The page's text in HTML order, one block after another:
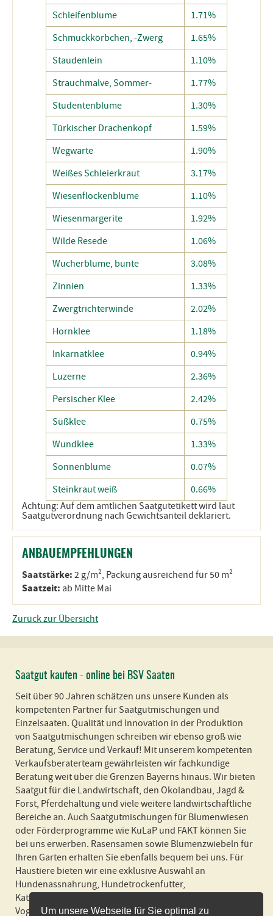
Um unsere Webseite für Sie optimal zu
Schleifenblume
1.71%
Schmuckkörbchen, -Zwerg
1.65%
Staudenlein
1.10%
Strauchmalve, Sommer-
1.77%
Studentenblume
1.30%
Türkischer Drachenkopf
1.59%
Wegwarte
1.90%
Weißes Schleierkraut
3.17%
Wiesenflockenblume
1.10%
Wiesenmargerite
1.92%
Wilde Resede
1.06%
Wucherblume, bunte
3.08%
Zinnien
1.33%
Zwergtrichterwinde
2.02%
Hornklee
1.18%
Inkarnatklee
0.94%
Luzerne
2.36%
Persischer Klee
2.42%
Süßklee
0.75%
Wundklee
1.33%
Sonnenblume
0.07%
Steinkraut weiß
0.66%
Achtung: Auf dem amtlichen Saatgutetikett wird laut
Saatgutverordnung nach Gewichtsanteil deklariert.
ANBAUEMPFEHLUNGEN
Saatstärke: 2 g/m², Packung ausreichend für 50 m²
Saatzeit: ab Mitte Mai
Zurück zur Übersicht
Saatgut kaufen - online bei BSV Saaten
Seit über 90 Jahren schätzen uns unsere Kunden als
kompetenten Partner für Saatgutmischungen und
Einzelsaaten. Qualität und Innovation in der Produktion
von Saatgutmischungen schreiben wir ebenso groß wie
Beratung, Service und Verkauf! Mit unserem kompetenten
Verkaufsberaterteam gewährleisten wir fachkundige
Beratung weit über die Grenzen Bayerns hinaus. Wir bieten
Saatgut für die Landwirtschaft, den Ökolandbau, Jagd &
Forst, Pferdehaltung und viele weitere landwirtschaftliche
Bereiche an. Auch Saatgutmischungen für Blumenwiesen
oder Förderprogramme wie KuLaP und FAKT können Sie
bei uns erwerben. Rasensamen sowie Blumenzwiebeln für
Ihren Garten erhalten Sie ebenfalls bequem bei uns. Für
Haustiere bieten wir eine exklusive Auswahl an
Hundenassnahrung, Hundetrockenfutter,
Katzennassnahrung, Katzenstreu und Futter für Nager und
Vogel an! Wir liefern schnell und zuverlässig und in